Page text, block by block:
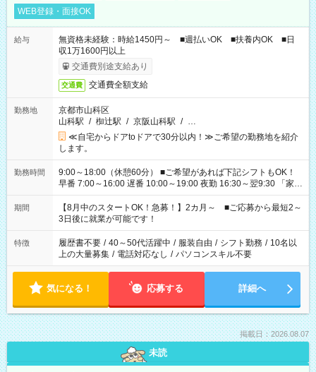
WEB登録・面接OK
給与
無資格未経験：時給1450円～ ■週払いOK ■扶養内OK ■日
収1万1600円以上
交通費別途支給あり
交通費 交通費全額支給
勤務地
京都市山科区
山科駅 / 椥辻駅 / 京阪山科駅 / …
≪自宅からドアtoドアで30分以内！≫ご希望の勤務地を紹介
します。
勤務時間
9:00～18:00（休憩60分） ■ご希望があれば下記シフトもOK！
早番 7:00～16:00 遅番 10:00～19:00 夜勤 16:30～翌9:30 「家族
と休みを合わせたい」 「余裕を持って夕飯の準備がしたい」
「できれば残業はしたくない」 など、ご希望を教えてください
ね。 ※Wワーク希望の方へ 今ご覧のお仕事で希望する勤務時間
と、もう1つのお仕事の勤務時間。 合計で週40時間を超える場
合は応募できません。
期間
【8月中のスタートOK！急募！】2カ月～ ■ご応募から最短2～
3日後に就業が可能です！
特徴 履歴書不要 / 40～50代活躍中 / 服装自由 / シフト勤務 / 10名以
上の大量募集 / 電話対応なし / パソコンスキル不要
気になる！ 応募する 詳細へ
掲載日：2026.08.07
未読